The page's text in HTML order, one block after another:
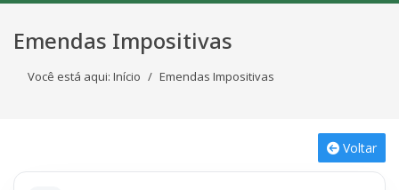
Emendas Impositivas
Você está aqui: Início Emendas Impositivas
Voltar